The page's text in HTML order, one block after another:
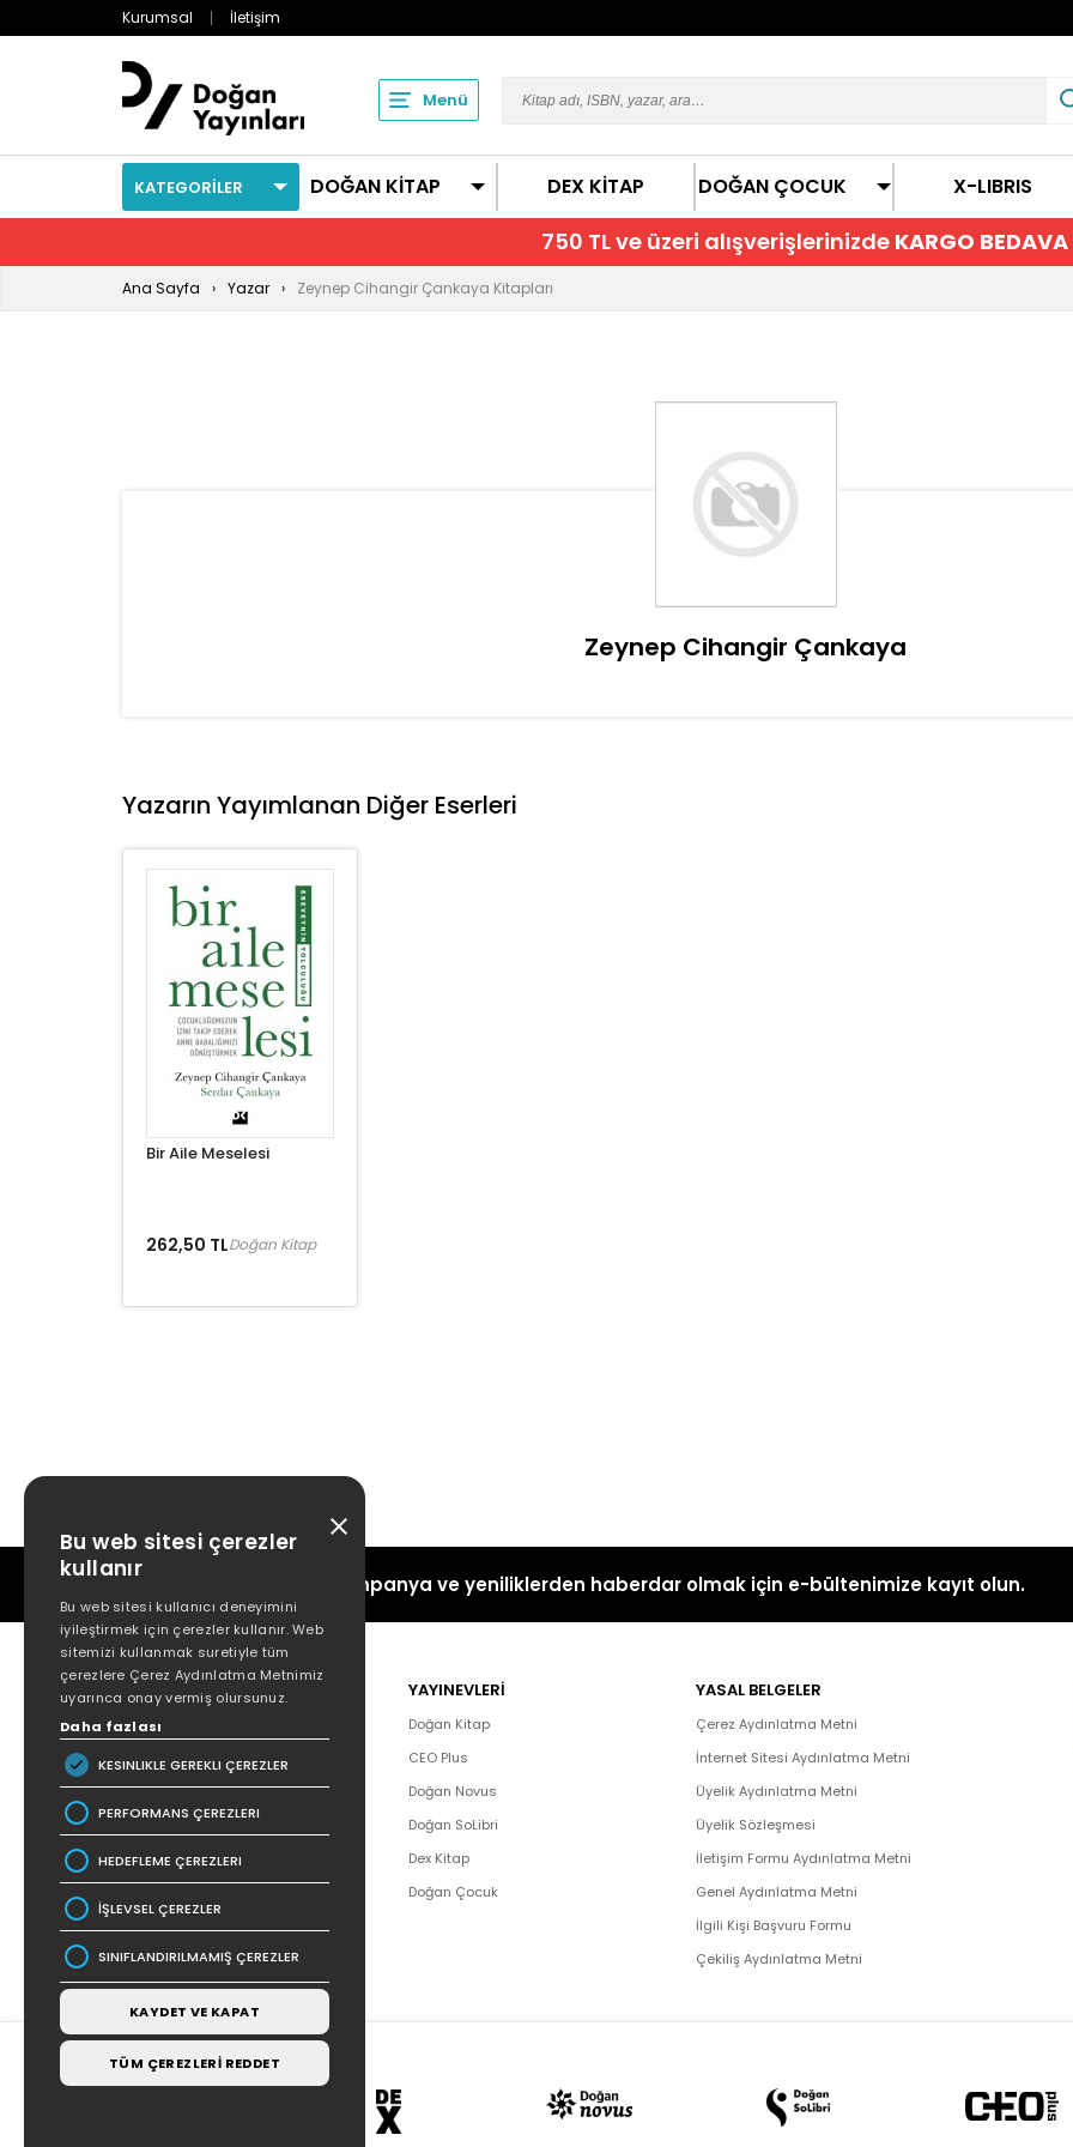
Kurumsal İletişim
Menü
KATEGORİLER DOĞAN KİTAP DEX KİTAP DOĞAN ÇOCUK X-LIBRIS
750 TL ve üzeri alışverişlerinizde KARGO BEDAVA
Ana Sayfa Yazar Zeynep Cihangir Çankaya Kitapları
Zeynep Cihangir Çankaya
Yazarın Yayımlanan Diğer Eserleri
Bir Aile Meselesi
262,50 TLDoğan Kitap
Kampanya ve yeniliklerden haberdar olmak için e-bültenimize kayıt olun.
POPÜLER
Hakkımızda
Yazar Listesi
İletişim
Bizden Haberler
YAYINEVLERİ
Doğan Kitap
CEO Plus
Doğan Novus
Doğan SoLibri
Dex Kitap
Doğan Çocuk
YASAL BELGELER
Çerez Aydınlatma Metni
İnternet Sitesi Aydınlatma Metni
Üyelik Aydınlatma Metni
Üyelik Sözleşmesi
İletişim Formu Aydınlatma Metni
Genel Aydınlatma Metni
İlgili Kişi Başvuru Formu
Çekiliş Aydınlatma Metni
Bu web sitesi çerezler
kullanır
Bu web sitesi kullanıcı deneyimini
iyileştirmek için çerezler kullanır. Web
sitemizi kullanmak suretiyle tüm
çerezlere Çerez Aydınlatma Metnimiz
uyarınca onay vermiş olursunuz.
Daha fazlası
KESINLIKLE GEREKLI ÇEREZLER
PERFORMANS ÇEREZLERI
HEDEFLEME ÇEREZLERI
İŞLEVSEL ÇEREZLER
SINIFLANDIRILMAMIŞ ÇEREZLER
KAYDET VE KAPAT
TÜM ÇEREZLERİ REDDET